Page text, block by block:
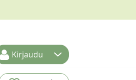
Kirjaudu